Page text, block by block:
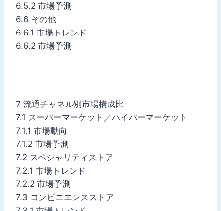
6.5.2 市場予測
6.6 その他
6.6.1 市場トレンド
6.6.2 市場予測
7 流通チャネル別市場構成比
7.1 スーパーマーケット／ハイパーマーケット
7.1.1 市場動向
7.1.2 市場予測
7.2 スペシャリティストア
7.2.1 市場トレンド
7.2.2 市場予測
7.3 コンビニエンスストア